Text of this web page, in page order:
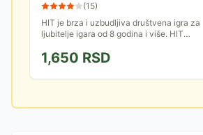
(15)
HIT je brza i uzbudljiva društvena igra za
ljubitelje igara od 8 godina i više. HIT
ljuti se čoveče i...
1,650 RSD